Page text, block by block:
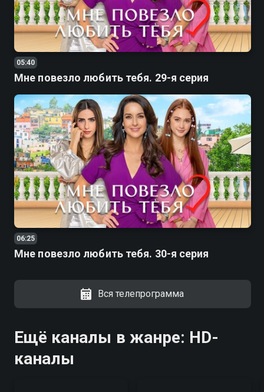
05:40
Мне повезло любить тебя. 29-я серия
06:25
Мне повезло любить тебя. 30-я серия
Вся телепрограмма
Ещё каналы в жанре: HD-
каналы